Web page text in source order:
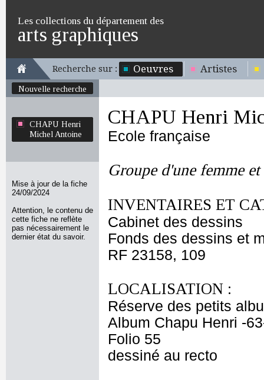
Les collections du département des
arts graphiques
Recherche sur : Oeuvres Artistes
Nouvelle recherche
CHAPU Henri
Michel Antoine
Mise à jour de la fiche
24/09/2024
Attention, le contenu de
cette fiche ne reflète
pas nécessairement le
dernier état du savoir.
CHAPU Henri
Ecole française
Groupe d'une femme
INVENTAIRES ET
Cabinet des dessins
Fonds des dessins et
RF 23158, 109
LOCALISATION :
Réserve des petits
Album Chapu Henri -
Folio 55
dessiné au recto